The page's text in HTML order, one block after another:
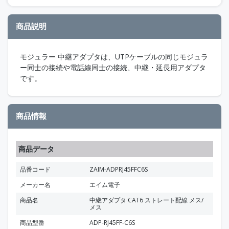
商品説明
モジュラー 中継アダプタは、UTPケーブルの同じモジュラ
ー同士の接続や電話線同士の接続、中継・延長用アダプタ
です。
商品情報
商品データ
品番コード
ZAIM-ADPRJ45FFC6S
メーカー名
エイム電子
商品名
中継アダプタ CAT6 ストレート配線 メス/
メス
商品型番
ADP-RJ45FF-C6S